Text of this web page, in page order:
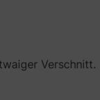
Verschnitt.